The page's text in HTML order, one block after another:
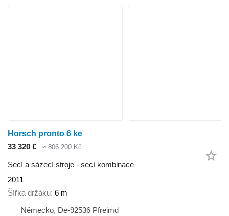
Horsch pronto 6 ke
33 320 €
≈ 806 200 Kč
Secí a sázecí stroje - secí kombinace
2011
Šířka držáku 6 m
Německo, De-92536 Pfreimd